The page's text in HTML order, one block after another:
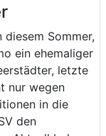
diesem Sommer,
ein ehemaliger
letzte
nur wegen
in die
den